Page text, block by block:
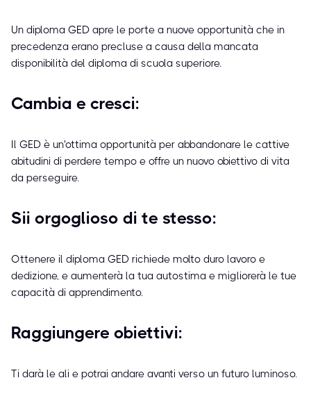
Un diploma GED apre le porte a nuove opportunità che in
precedenza erano precluse a causa della mancata
disponibilità del diploma di scuola superiore.
Cambia e cresci:
Il GED è un'ottima opportunità per abbandonare le cattive
abitudini di perdere tempo e offre un nuovo obiettivo di vita
da perseguire.
Sii orgoglioso di te stesso:
Ottenere il diploma GED richiede molto duro lavoro e
dedizione, e aumenterà la tua autostima e migliorerà le tue
capacità di apprendimento.
Raggiungere obiettivi:
Ti darà le ali e potrai andare avanti verso un futuro luminoso.